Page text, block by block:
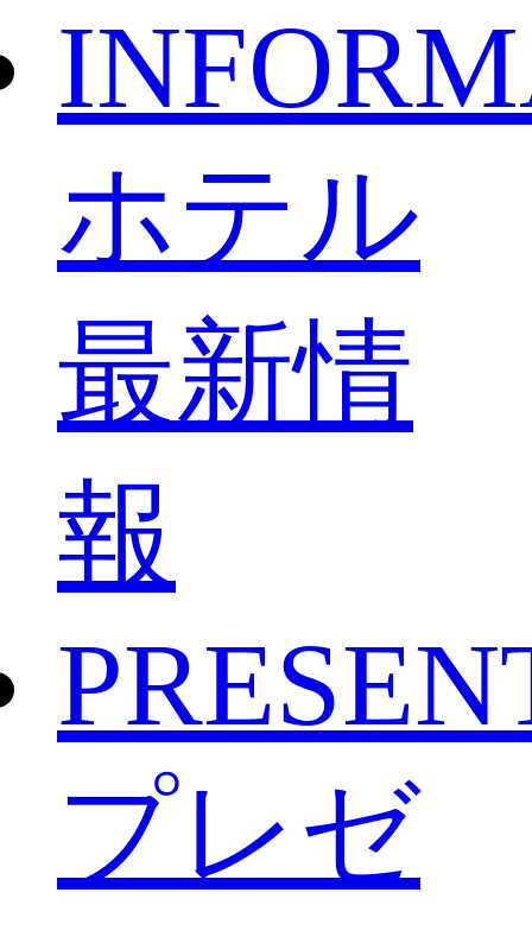
ホテル
最新情
報
プレゼ